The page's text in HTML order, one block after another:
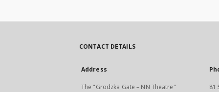
CONTACT DETAILS
Address
The "Grodzka Gate – NN Theatre"
81